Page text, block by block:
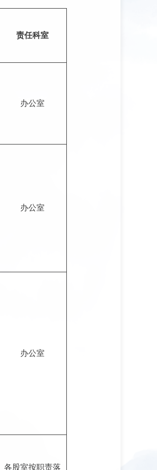
责任科室
办公室
办公室
办公室
各股室按职责落